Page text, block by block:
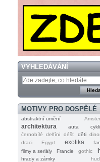
VYHLEDÁVÁNÍ
MOTIVY PRO DOSPĚLÉ
abstraktní umění
architektura auta
černobílé
delfíni déšť děti
draci
Egypt exotika
filmy a seriály
Francie gothic
hrady a zámky